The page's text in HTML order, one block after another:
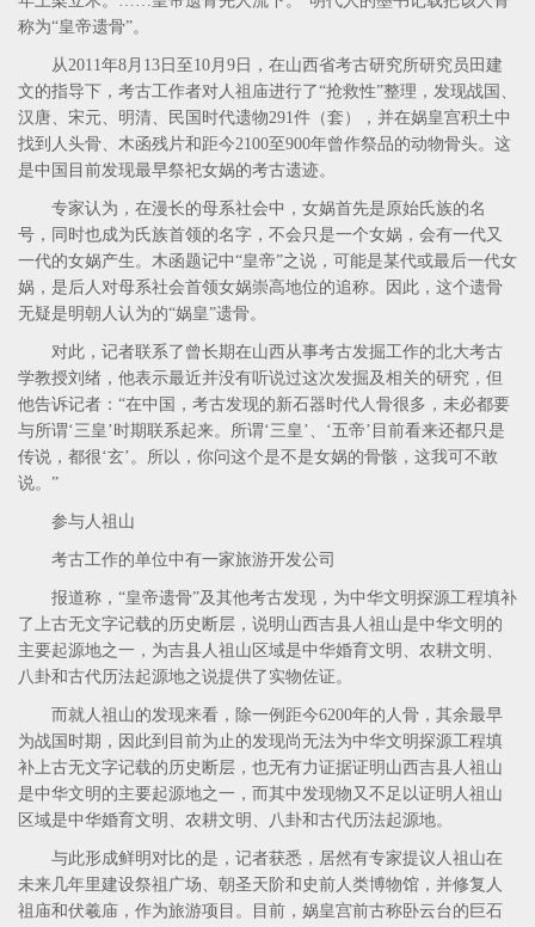
称为“皇帝遗骨”。
从2011年8月13日至10月9日，在山西省考古研究所研究员田建
文的指导下，考古工作者对人祖庙进行了“抢救性”整理，发现战国、
汉唐、宋元、明清、民国时代遗物291件（套），并在娲皇宫积土中
找到人头骨、木函残片和距今2100至900年曾作祭品的动物骨头。这
是中国目前发现最早祭祀女娲的考古遗迹。
专家认为，在漫长的母系社会中，女娲首先是原始氏族的名
号，同时也成为氏族首领的名字，不会只是一个女娲，会有一代又
一代的女娲产生。木函题记中“皇帝”之说，可能是某代或最后一代女
娲，是后人对母系社会首领女娲崇高地位的追称。因此，这个遗骨
无疑是明朝人认为的“娲皇”遗骨。
对此，记者联系了曾长期在山西从事考古发掘工作的北大考古
学教授刘绪，他表示最近并没有听说过这次发掘及相关的研究，但
他告诉记者：“在中国，考古发现的新石器时代人骨很多，未必都要
与所谓‘三皇’时期联系起来。所谓‘三皇’、‘五帝’目前看来还都只是
传说，都很‘玄’。所以，你问这个是不是女娲的骨骸，这我可不敢
说。”
参与人祖山
考古工作的单位中有一家旅游开发公司
报道称，“皇帝遗骨”及其他考古发现，为中华文明探源工程填补
了上古无文字记载的历史断层，说明山西吉县人祖山是中华文明的
主要起源地之一，为吉县人祖山区域是中华婚育文明、农耕文明、
八卦和古代历法起源地之说提供了实物佐证。
而就人祖山的发现来看，除一例距今6200年的人骨，其余最早
为战国时期，因此到目前为止的发现尚无法为中华文明探源工程填
补上古无文字记载的历史断层，也无有力证据证明山西吉县人祖山
是中华文明的主要起源地之一，而其中发现物又不足以证明人祖山
区域是中华婚育文明、农耕文明、八卦和古代历法起源地。
与此形成鲜明对比的是，记者获悉，居然有专家提议人祖山在
未来几年里建设祭祖广场、朝圣天阶和史前人类博物馆，并修复人
祖庙和伏羲庙，作为旅游项目。目前，娲皇宫前古称卧云台的巨石